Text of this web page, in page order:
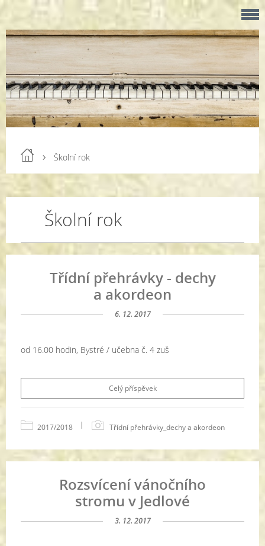
Školní rok
Školní rok
Třídní přehrávky - dechy
a akordeon
6. 12. 2017
od 16.00 hodin, Bystré / učebna č. 4 zuš
Celý příspěvek
2017/2018 | Třídní přehrávky_dechy a akordeon
Rozsvícení vánočního
stromu v Jedlové
3. 12. 2017